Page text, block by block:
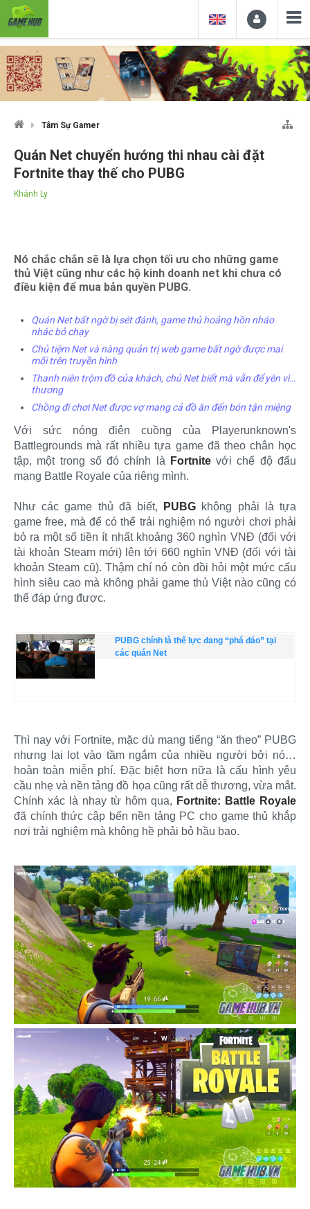
Tâm Sự Gamer
Quán Net chuyển hướng thi nhau cài đặt
Fortnite thay thế cho PUBG
Khánh Ly
Nó chắc chắn sẽ là lựa chọn tối ưu cho những game
thủ Việt cũng như các hộ kinh doanh net khi chưa có
điều kiện để mua bản quyền PUBG.
Quán Net bất ngờ bị sét đánh, game thủ hoảng hồn nháo
nhác bỏ chạy
Chủ tiệm Net và nàng quản trị web game bất ngờ được mai
mối trên truyền hình
Thanh niên trộm đồ của khách, chủ Net biết mà vẫn để yên vì…
thương
Chồng đi chơi Net được vợ mang cả đồ ăn đến bón tận miệng
Với sức nóng điên cuồng của Playerunknown's
Battlegrounds mà rất nhiều tựa game đã theo chân học
tập, một trong số đó chính là
Fortnitevới chế độ đấu
mạng Battle Royale của riêng mình.
Như các game thủ đã biết, PUBG không phải là tựa
game free, mà để có thể trải nghiệm nó người chơi phải
bỏ ra một số tiền ít nhất khoảng 360 nghìn VNĐ (đối với
tài khoản Steam mới) lên tới 660 nghìn VNĐ (đối với tài
khoản Steam cũ). Thậm chí nó còn đồi hỏi một mức cấu
hình siêu cao mà không phải game thủ Việt nào cũng có
thể đáp ứng được.
PUBG chính là thế lực đang “phá đảo” tại
các quán Net
Thì nay với Fortnite, mặc dù mang tiếng “ăn theo” PUBG
nhưng lại lọt vào tầm ngắm của nhiều người bởi nó…
hoàn toàn miễn phí. Đặc biệt hơn nữa là cấu hình yêu
cầu nhẹ và nền tảng đồ họa cũng rất dễ thương, vừa mắt.
Chính xác là nhay từ hôm qua, Fortnite: Battle Royale
đã chính thức cập bến nền tảng PC cho game thủ khắp
nơi trải nghiệm mà không hề phải bỏ hầu bao.